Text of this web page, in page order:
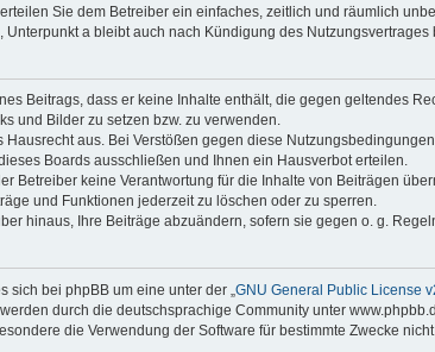
Sie dem Betreiber ein einfaches, zeitlich und räumlich
Unterpunkt a bleibt auch nach Kündigung des Nutzungsvertrages
Beitrags, dass er keine Inhalte enthält, die gegen geltendes
und Bilder zu setzen bzw. zu verwenden.
Hausrecht aus. Bei Verstößen gegen diese
Boards ausschließen und Ihnen ein Hausverbot erteilen.
Betreiber keine Verantwortung für die Inhalte von Beiträgen
und Funktionen jederzeit zu löschen oder zu sperren.
hinaus, Ihre Beiträge abzuändern, sofern sie gegen o. g.
bei phpBB um eine unter der „ GNU General Public License
durch die deutschsprachige Community unter
die Verwendung der Software für bestimmte Zwecke